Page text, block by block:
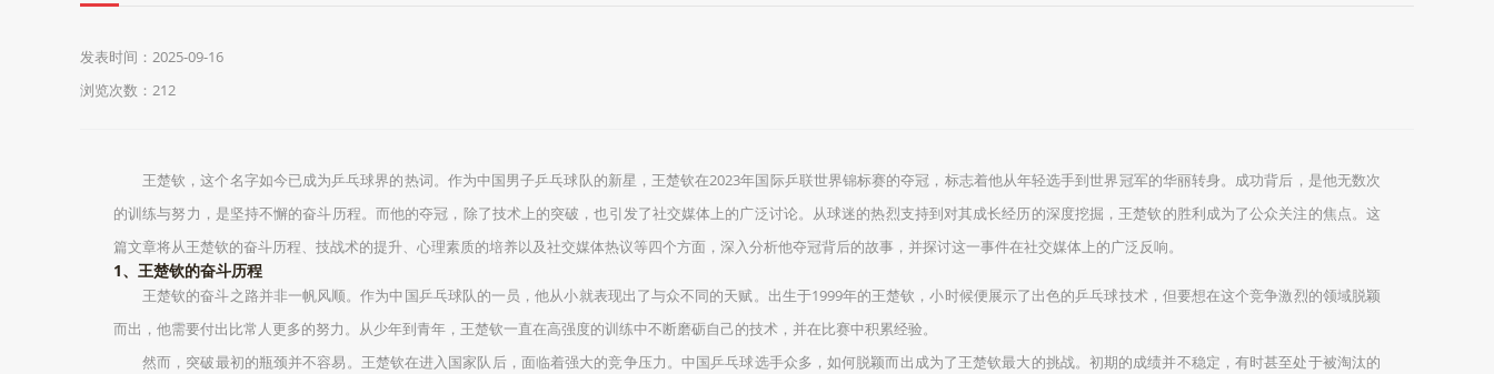
发表时间：2025-09-16
浏览次数：212
王楚钦，这个名字如今已成为乒乓球界的热词。作为中国男子乒乓球队的新星，王楚钦在2023年国际乒联世界锦标赛的夺冠，标志着他从年轻选手到世界冠军的华丽转身。成功背后，是他无数次
的训练与努力，是坚持不懈的奋斗历程。而他的夺冠，除了技术上的突破，也引发了社交媒体上的广泛讨论。从球迷的热烈支持到对其成长经历的深度挖掘，王楚钦的胜利成为了公众关注的焦点。这
篇文章将从王楚钦的奋斗历程、技战术的提升、心理素质的培养以及社交媒体热议等四个方面，深入分析他夺冠背后的故事，并探讨这一事件在社交媒体上的广泛反响。
1、王楚钦的奋斗历程
王楚钦的奋斗之路并非一帆风顺。作为中国乒乓球队的一员，他从小就表现出了与众不同的天赋。出生于1999年的王楚钦，小时候便展示了出色的乒乓球技术，但要想在这个竞争激烈的领域脱颖
而出，他需要付出比常人更多的努力。从少年到青年，王楚钦一直在高强度的训练中不断磨砺自己的技术，并在比赛中积累经验。
然而，突破最初的瓶颈并不容易。王楚钦在进入国家队后，面临着强大的竞争压力。中国乒乓球选手众多，如何脱颖而出成为了王楚钦最大的挑战。初期的成绩并不稳定，有时甚至处于被淘汰的